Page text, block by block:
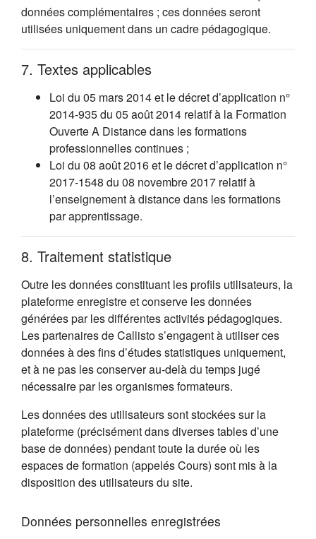
données complémentaires ; ces données seront
utilisées uniquement dans un cadre pédagogique.
7. Textes applicables
Loi du 05 mars 2014 et le décret d’application n°
2014-935 du 05 août 2014 relatif à la Formation
Ouverte A Distance dans les formations
professionnelles continues ;
Loi du 08 août 2016 et le décret d’application n°
2017-1548 du 08 novembre 2017 relatif à
l’enseignement à distance dans les formations
par apprentissage.
8. Traitement statistique
Outre les données constituant les profils utilisateurs, la
plateforme enregistre et conserve les données
générées par les différentes activités pédagogiques.
Les partenaires de Callisto s’engagent à utiliser ces
données à des fins d’études statistiques uniquement,
et à ne pas les conserver au-delà du temps jugé
nécessaire par les organismes formateurs.
Les données des utilisateurs sont stockées sur la
plateforme (précisément dans diverses tables d’une
base de données) pendant toute la durée où les
espaces de formation (appelés Cours) sont mis à la
disposition des utilisateurs du site.
Données personnelles enregistrées